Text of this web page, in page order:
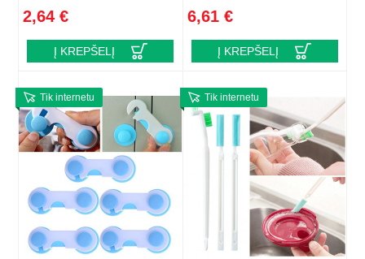
2,64 €
Į KREPŠELĮ
6,61 €
Į KREPŠELĮ
Tik internetu Tik internetu